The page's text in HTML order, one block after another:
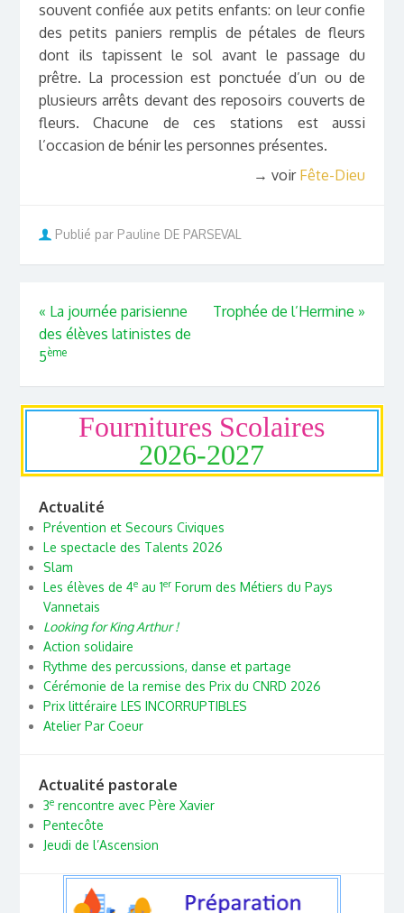
souvent confiée aux petits enfants: on leur confie
des petits paniers remplis de pétales de fleurs
dont ils tapissent le sol avant le passage du
prêtre. La procession est ponctuée d’un ou de
plusieurs arrêts devant des reposoirs couverts de
fleurs. Chacune de ces stations est aussi
l’occasion de bénir les personnes présentes.
→ voir Fête-Dieu
Publié par Pauline DE PARSEVAL
« La journée parisienne
des élèves latinistes de
5ème
Trophée de l’Hermine »
Fournitures Scolaires
2026-2027
Actualité
Prévention et Secours Civiques
Le spectacle des Talents 2026
Slam
Les élèves de 4eau 1erForum des Métiers du Pays
Vannetais
Looking for King Arthur !
Action solidaire
Rythme des percussions, danse et partage
Cérémonie de la remise des Prix du CNRD 2026
Prix littéraire LES INCORRUPTIBLES
Atelier Par Coeur
Actualité pastorale
3erencontre avec Père Xavier
Pentecôte
Jeudi de l’Ascension